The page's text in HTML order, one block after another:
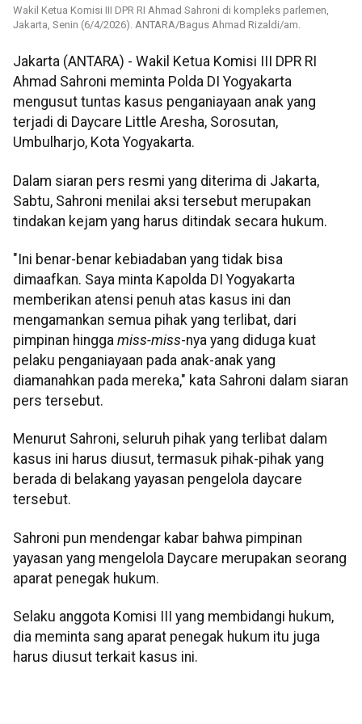
Wakil Ketua Komisi III DPR RI Ahmad Sahroni di kompleks parlemen,
Jakarta, Senin (6/4/2026). ANTARA/Bagus Ahmad Rizaldi/am.
Jakarta (ANTARA) - Wakil Ketua Komisi III DPR RI
Ahmad Sahroni meminta Polda DI Yogyakarta
mengusut tuntas kasus penganiayaan anak yang
terjadi di Daycare Little Aresha, Sorosutan,
Umbulharjo, Kota Yogyakarta.
Dalam siaran pers resmi yang diterima di Jakarta,
Sabtu, Sahroni menilai aksi tersebut merupakan
tindakan kejam yang harus ditindak secara hukum.
"Ini benar-benar kebiadaban yang tidak bisa
dimaafkan. Saya minta Kapolda DI Yogyakarta
memberikan atensi penuh atas kasus ini dan
mengamankan semua pihak yang terlibat, dari
pimpinan hingga miss-miss-nya yang diduga kuat
pelaku penganiayaan pada anak-anak yang
diamanahkan pada mereka," kata Sahroni dalam siaran
pers tersebut.
Menurut Sahroni, seluruh pihak yang terlibat dalam
kasus ini harus diusut, termasuk pihak-pihak yang
berada di belakang yayasan pengelola daycare
tersebut.
Sahroni pun mendengar kabar bahwa pimpinan
yayasan yang mengelola Daycare merupakan seorang
aparat penegak hukum.
Selaku anggota Komisi III yang membidangi hukum,
dia meminta sang aparat penegak hukum itu juga
harus diusut terkait kasus ini.